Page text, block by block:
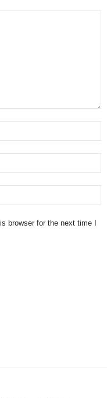
browser for the next time I